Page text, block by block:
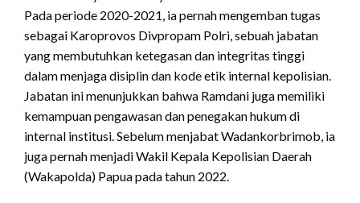
Pada periode 2020-2021, ia pernah mengemban tugas
sebagai Karoprovos Divpropam Polri, sebuah jabatan
yang membutuhkan ketegasan dan integritas tinggi
dalam menjaga disiplin dan kode etik internal kepolisian.
Jabatan ini menunjukkan bahwa Ramdani juga memiliki
kemampuan pengawasan dan penegakan hukum di
internal institusi.Sebelum menjabat Wadankorbrimob, ia
juga pernah menjadi Wakil Kepala Kepolisian Daerah
(Wakapolda) Papua pada tahun 2022.